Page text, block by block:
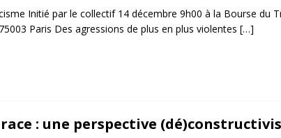
Initié par le collectif 14 décembre 9h00 à la Bourse du
Paris Des agressions de plus en plus violentes […]
: une perspective